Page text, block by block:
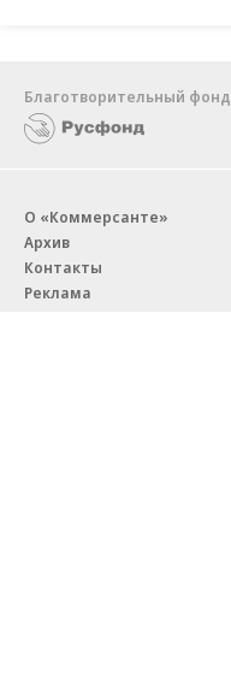
Благотворительный фонд
О «Коммерсанте»
Архив
Контакты
Реклама